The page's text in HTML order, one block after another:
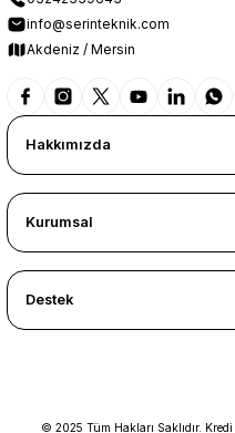
info@serinteknik.com
Akdeniz / Mersin
Hakkımızda
Kurumsal
Destek
© 2025 Tüm Hakları Saklıdır.